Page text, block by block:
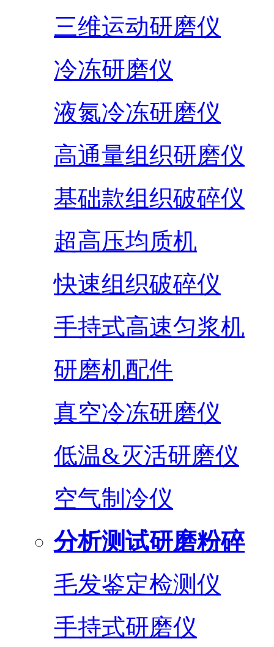
三维运动研磨仪
冷冻研磨仪
液氮冷冻研磨仪
高通量组织研磨仪
基础款组织破碎仪
超高压均质机
快速组织破碎仪
手持式高速匀浆机
研磨机配件
真空冷冻研磨仪
低温&灭活研磨仪
空气制冷仪
分析测试研磨粉碎
毛发鉴定检测仪
手持式研磨仪